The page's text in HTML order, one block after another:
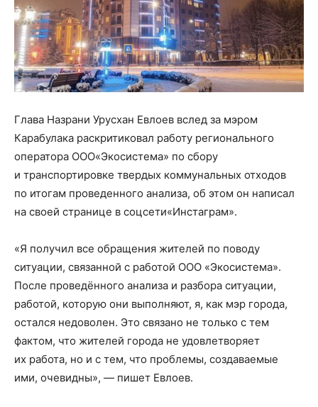
Глава Назрани Урусхан Евлоев вслед за мэром
Карабулака раскритиковал работу регионального
оператора ООО«Экосистема» по сбору
и транспортировке твердых коммунальных отходов
по итогам проведенного анализа, об этом он написал
на своей странице в соцсети«Инстаграм».
«Я получил все обращения жителей по поводу
ситуации, связанной с работой ООО «Экосистема».
После проведённого анализа и разбора ситуации,
работой, которую они выполняют, я, как мэр города,
остался недоволен. Это связано не только с тем
фактом, что жителей города не удовлетворяет
их работа, но и с тем, что проблемы, создаваемые
ими, очевидны», — пишет Евлоев.